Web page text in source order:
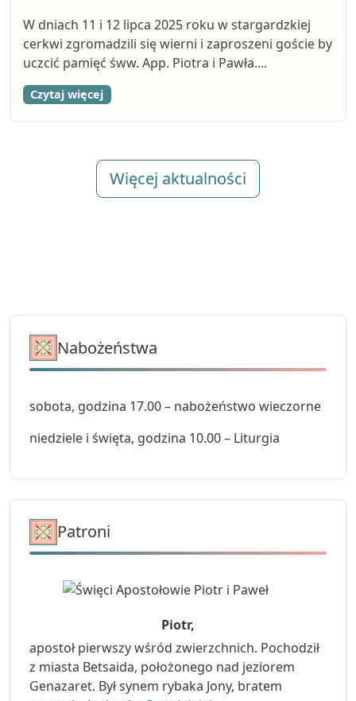
W dniach 11 i 12 lipca 2025 roku w stargardzkiej
cerkwi zgromadzili się wierni i zaproszeni goście by
uczcić pamięć śww. App. Piotra i Pawła....
Czytaj więcej
Więcej aktualności
Nabożeństwa
sobota, godzina 17.00 – nabożeństwo wieczorne
niedziele i święta, godzina 10.00 – Liturgia
Patroni
Piotr,
apostoł pierwszy wśród zwierzchnich. Pochodził
z miasta Betsaida, położonego nad jeziorem
Genazaret. Był synem rybaka Jony, bratem